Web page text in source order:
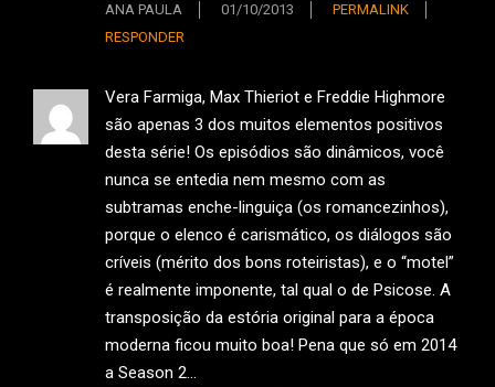
ANA PAULA 01/10/2013
PERMALINK
RESPONDER
Vera Farmiga, Max Thieriot e Freddie Highmore
são apenas 3 dos muitos elementos positivos
desta série! Os episódios são dinâmicos, você
nunca se entedia nem mesmo com as
subtramas enche-linguiça (os romancezinhos),
porque o elenco é carismático, os diálogos são
críveis (mérito dos bons roteiristas), e o “motel”
é realmente imponente, tal qual o de Psicose. A
transposição da estória original para a época
moderna ficou muito boa! Pena que só em 2014
a Season 2…